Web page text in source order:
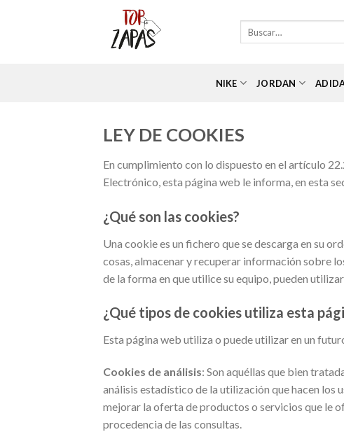
NIKE JORDAN
LEY DE COOKIES
En cumplimiento con lo dispuesto en el artículo
Electrónico, esta página web le informa, en esta
¿Qué son las cookies?
Una cookie es un fichero que se descarga en su
cosas, almacenar y recuperar información sobre
de la forma en que utilice su equipo, pueden
¿Qué tipos de cookies utiliza esta
Esta página web utiliza o puede utilizar en un
Cookies de análisis: Son aquéllas que bien
análisis estadístico de la utilización que hacen los
mejorar la oferta de productos o servicios que le
procedencia de las consultas.